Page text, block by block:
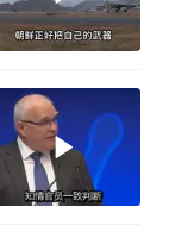
由烟头引起